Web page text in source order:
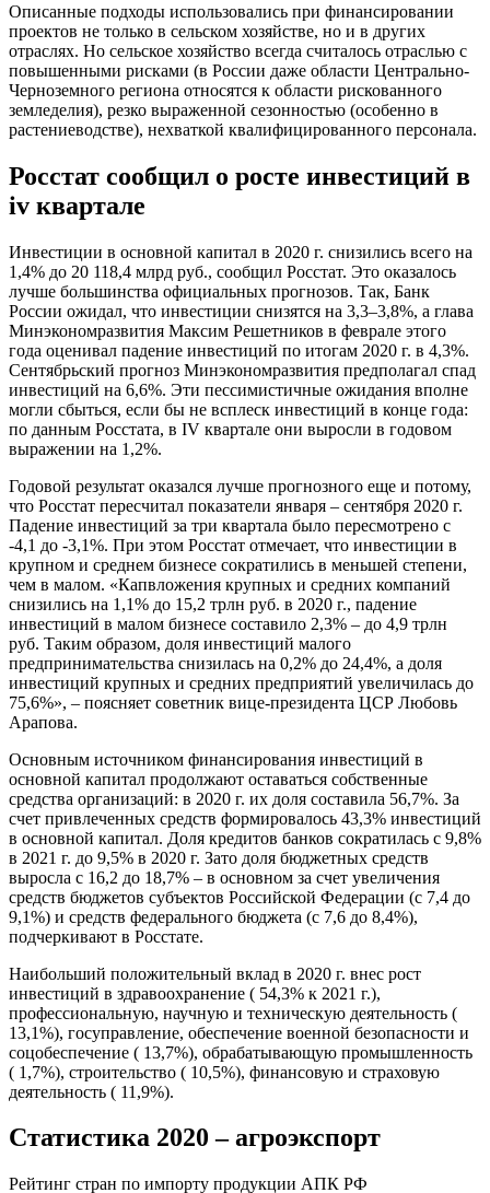
Описанные подходы использовались при финансировании
проектов не только в сельском хозяйстве, но и в других
отраслях. Но сельское хозяйство всегда считалось отраслью с
повышенными рисками (в России даже области Центрально-
Черноземного региона относятся к области рискованного
земледелия), резко выраженной сезонностью (особенно в
растениеводстве), нехваткой квалифицированного персонала.
Росстат сообщил о росте инвестиций в
iv квартале
Инвестиции в основной капитал в 2020 г. снизились всего на
1,4% до 20 118,4 млрд руб., сообщил Росстат. Это оказалось
лучше большинства официальных прогнозов. Так, Банк
России ожидал, что инвестиции снизятся на 3,3–3,8%, а глава
Минэкономразвития Максим Решетников в феврале этого
года оценивал падение инвестиций по итогам 2020 г. в 4,3%.
Сентябрьский прогноз Минэкономразвития предполагал спад
инвестиций на 6,6%. Эти пессимистичные ожидания вполне
могли сбыться, если бы не всплеск инвестиций в конце года:
по данным Росстата, в IV квартале они выросли в годовом
выражении на 1,2%.
Годовой результат оказался лучше прогнозного еще и потому,
что Росстат пересчитал показатели января – сентября 2020 г.
Падение инвестиций за три квартала было пересмотрено с
-4,1 до -3,1%. При этом Росстат отмечает, что инвестиции в
крупном и среднем бизнесе сократились в меньшей степени,
чем в малом. «Капвложения крупных и средних компаний
снизились на 1,1% до 15,2 трлн руб. в 2020 г., падение
инвестиций в малом бизнесе составило 2,3% – до 4,9 трлн
руб. Таким образом, доля инвестиций малого
предпринимательства снизилась на 0,2% до 24,4%, а доля
инвестиций крупных и средних предприятий увеличилась до
75,6%», – поясняет советник вице-президента ЦСР Любовь
Арапова.
Основным источником финансирования инвестиций в
основной капитал продолжают оставаться собственные
средства организаций: в 2020 г. их доля составила 56,7%. За
счет привлеченных средств формировалось 43,3% инвестиций
в основной капитал. Доля кредитов банков сократилась с 9,8%
в 2021 г. до 9,5% в 2020 г. Зато доля бюджетных средств
выросла с 16,2 до 18,7% – в основном за счет увеличения
средств бюджетов субъектов Российской Федерации (с 7,4 до
9,1%) и средств федерального бюджета (с 7,6 до 8,4%),
подчеркивают в Росстате.
Наибольший положительный вклад в 2020 г. внес рост
инвестиций в здравоохранение ( 54,3% к 2021 г.),
профессиональную, научную и техническую деятельность (
13,1%), госуправление, обеспечение военной безопасности и
соцобеспечение ( 13,7%), обрабатывающую промышленность
( 1,7%), строительство ( 10,5%), финансовую и страховую
деятельность ( 11,9%).
Статистика 2020 – агроэкспорт
Рейтинг стран по импорту продукции АПК РФ